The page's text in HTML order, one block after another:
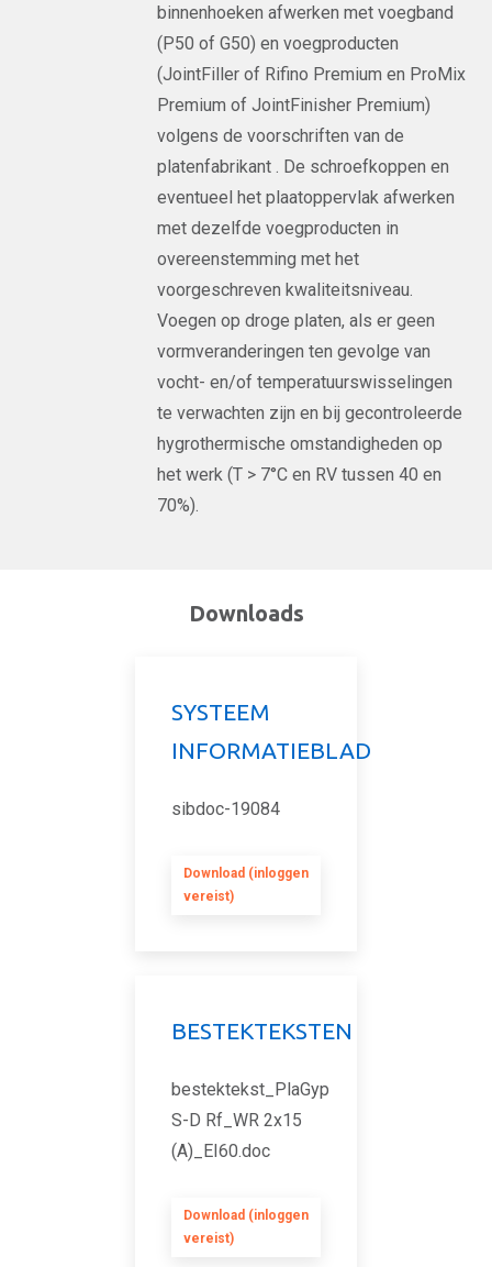
binnenhoeken afwerken met voegband
(P50 of G50) en voegproducten
(JointFiller of Rifino Premium en ProMix
Premium of JointFinisher Premium)
volgens de voorschriften van de
platenfabrikant . De schroefkoppen en
eventueel het plaatoppervlak afwerken
met dezelfde voegproducten in
overeenstemming met het
voorgeschreven kwaliteitsniveau.
Voegen op droge platen, als er geen
vormveranderingen ten gevolge van
vocht- en/of temperatuurswisselingen
te verwachten zijn en bij gecontroleerde
hygrothermische omstandigheden op
het werk (T > 7°C en RV tussen 40 en
70%).
Downloads
SYSTEEM
INFORMATIEBLAD
sibdoc-19084
Download (inloggen
vereist)
BESTEKTEKSTEN
bestektekst_PlaGyp
S-D Rf_WR 2x15
(A)_EI60.doc
Download (inloggen
vereist)